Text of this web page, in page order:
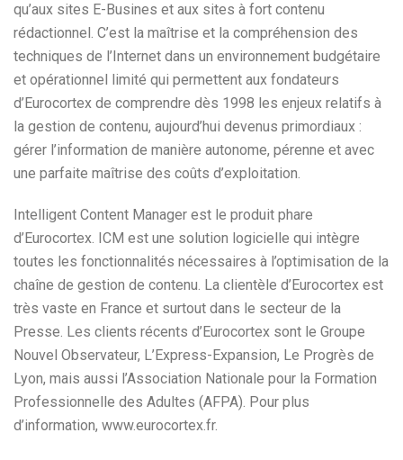
qu’aux sites E-Busines et aux sites à fort contenu
rédactionnel. C’est la maîtrise et la compréhension des
techniques de l’Internet dans un environnement budgétaire
et opérationnel limité qui permettent aux fondateurs
d’Eurocortex de comprendre dès 1998 les enjeux relatifs à
la gestion de contenu, aujourd’hui devenus primordiaux :
gérer l’information de manière autonome, pérenne et avec
une parfaite maîtrise des coûts d’exploitation.
Intelligent Content Manager est le produit phare
d’Eurocortex. ICM est une solution logicielle qui intègre
toutes les fonctionnalités nécessaires à l’optimisation de la
chaîne de gestion de contenu. La clientèle d’Eurocortex est
très vaste en France et surtout dans le secteur de la
Presse. Les clients récents d’Eurocortex sont le Groupe
Nouvel Observateur, L’Express-Expansion, Le Progrès de
Lyon, mais aussi l’Association Nationale pour la Formation
Professionnelle des Adultes (AFPA). Pour plus
d’information, www.eurocortex.fr.